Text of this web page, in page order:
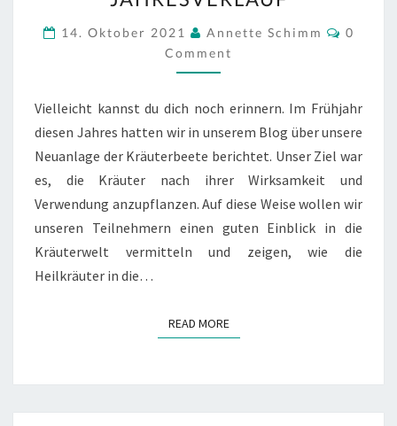
14. Oktober 2021 Annette Schimm
0
Comment
Vielleicht kannst du dich noch erinnern. Im Frühjahr
diesen Jahres hatten wir in unserem Blog über unsere
Neuanlage der Kräuterbeete berichtet. Unser Ziel war
es, die Kräuter nach ihrer Wirksamkeit und
Verwendung anzupflanzen. Auf diese Weise wollen wir
unseren Teilnehmern einen guten Einblick in die
Kräuterwelt vermitteln und zeigen, wie die
Heilkräuter in die…
READ MOREREAD MORE